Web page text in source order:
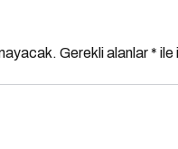
Gerekli alanlar* ile